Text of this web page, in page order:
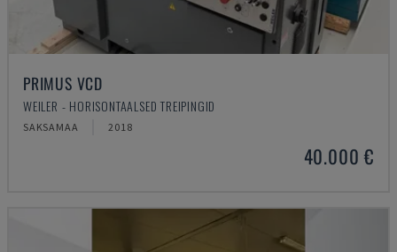
PRIMUS VCD
WEILER - HORISONTAALSED TREIPINGID
SAKSAMAA 2018
40.000 €